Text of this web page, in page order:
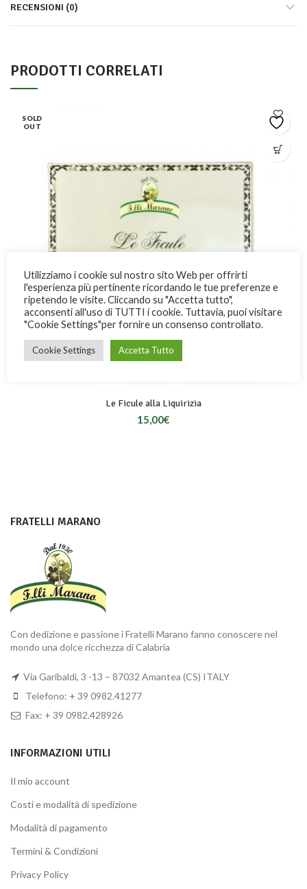
RECENSIONI (0)
PRODOTTI CORRELATI
SOLD
OUT
Le Ficule alla Liquirizia
15,00€
FRATELLI MARANO
Con dedizione e passione i Fratelli Marano fanno conoscere nel
mondo una dolce ricchezza di Calabria
Via Garibaldi, 3 -13 – 87032 Amantea (CS) ITALY
Telefono: + 39 0982.41277
Fax: + 39 0982.428926
INFORMAZIONI UTILI
Il mio account
Costi e modalità di spedizione
Modalità di pagamento
Termini & Condizioni
Privacy Policy
Utilizziamo i cookie sul nostro sito Web per offrirti
l'esperienza più pertinente ricordando le tue preferenze e
ripetendo le visite. Cliccando su "Accetta tutto",
acconsenti all'uso di TUTTI i cookie. Tuttavia, puoi visitare
"Cookie Settings"per fornire un consenso controllato.
Cookie Settings Accetta Tutto